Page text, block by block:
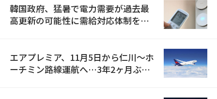
韓国政府、猛暑で電力需要が過去最
高更新の可能性に需給対応体制を点
エアプレミア、11月5日から仁川〜ホ
ーチミン路線運航へ…3年2ヶ月ぶり